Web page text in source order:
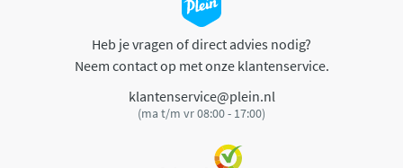
Heb je vragen of direct advies nodig?
Neem contact op met onze klantenservice.
klantenservice@plein.nl
(ma t/m vr 08:00 - 17:00)